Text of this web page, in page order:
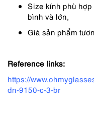
Size kính phù
bình và lớn,
Giá sản phẩm
Reference links:
https://
dn-9150-c-3-br